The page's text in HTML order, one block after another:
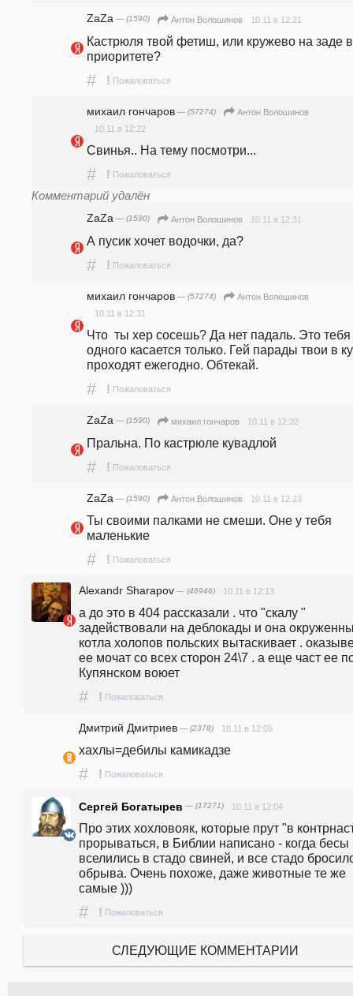
ZaZa — (1590) Антон Волошинов 10.11 в 12:21
Кастрюля твой фетиш, или кружево на заде в
приоритете?
# ! Пожаловаться
михаил гончаров — (57274)
Антон Волошинов
10.11 в 12:22
Свинья.. На тему посмотри...
# ! Пожаловаться
Комментарий удалён
ZaZa — (1590) Антон Волошинов 10.11 в 12:31
А пусик хочет водочки, да?
# ! Пожаловаться
михаил гончаров — (57274)
Антон Волошинов
10.11 в 12:31
Что  ты хер сосешь? Да нет падаль. Это тебя
одного касается только. Гей парады твои в
проходят ежегодно. Обтекай.
# ! Пожаловаться
ZaZa — (1590) михаил гончаров 10.11 в 12:32
Пральна. По кастрюле кувадлой
# ! Пожаловаться
ZaZa — (1590) Антон Волошинов 10.11 в 12:23
Ты своими палками не смеши. Оне у тебя
маленькие
# ! Пожаловаться
Alexandr Sharapov — (46946) 10.11 в 12:13
а до это в 404 рассказали . что "скалу "
задействовали на деблокады и она
котла холопов польских вытаскивает .
ее мочат со всех сторон 24\7 . а еще част ее
Купянском воюет
# ! Пожаловаться
Дмитрий Дмитриев — (2378) 10.11 в 12:05
хахлы=дебилы камикадзе
# ! Пожаловаться
Сергей Богатырев — (17271) 10.11 в 12:04
Про этих хохловояк, которые прут "в
прорываться, в Библии написано - когда бесы
вселились в стадо свиней, и все стадо
обрыва. Очень похоже, даже животные те же
самые )))
# ! Пожаловаться
СЛЕДУЮЩИЕ КОММЕНТАРИИ